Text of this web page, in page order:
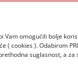
Vam omogućili bolje
( cookies ). Odabirom
suglasnost, a
će protiv
tek sat